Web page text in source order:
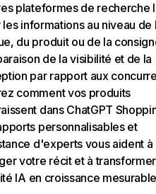
plateformes de recherche
les informations au niveau de
du produit ou de la
de la visibilité et de la
par rapport aux
comment vos produits
dans ChatGPT
personnalisables et
d'experts vous aident à
votre récit et à
IA en croissance